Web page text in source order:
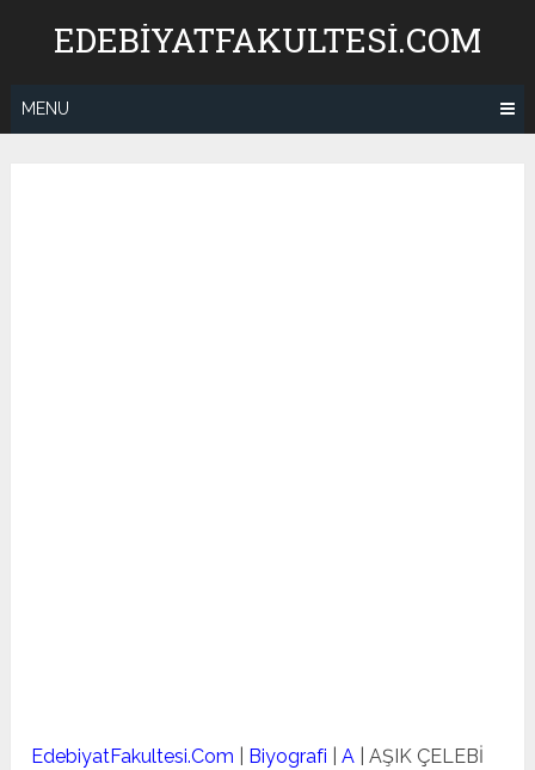
EDEBIYATFAKULTESI.COM
MENU
EdebiyatFakultesi.Com Biyografi |A |AŞIK ÇELEBİ